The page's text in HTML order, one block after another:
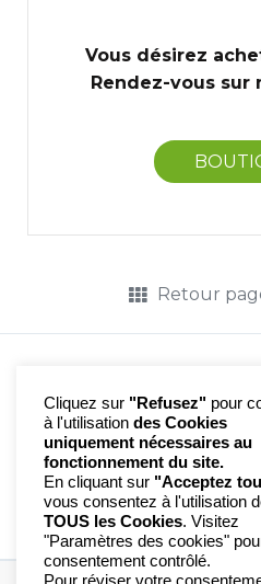
Vous désirez
Rendez-vous sur
Retour
POMMIER |
RONCE |
Cliquez sur "Refusez" pour
à l'utilisation des Cookies
uniquement nécessaires au
fonctionnement du site.
En cliquant sur "Acceptez
vous consentez à l'utilisation
TOUS les Cookies. Visitez
"Paramètres des cookies"
consentement contrôlé.